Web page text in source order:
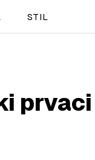
STIL
prvaci